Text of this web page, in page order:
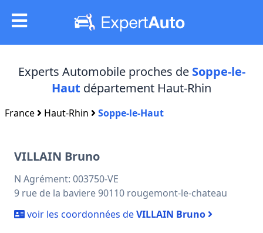
Experts Automobile proches de Soppe-le-
Haut département Haut-Rhin
France Haut-Rhin Soppe-le-Haut
VILLAIN Bruno
N Agrément: 003750-VE
9 rue de la baviere 90110 rougemont-le-chateau
voir les coordonnées deVILLAIN Bruno